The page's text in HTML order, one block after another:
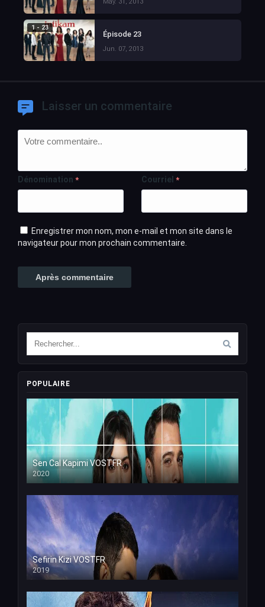
1 - 23
Épisode 23
Jun. 07, 2013
Laisser un commentaire
Dénomination * Courriel *
Enregistrer mon nom, mon e-mail et mon site dans le
navigateur pour mon prochain commentaire.
POPULAIRE
Sen Cal Kapimi VOSTFR
2020
Sefirin Kizi VOSTFR
2019